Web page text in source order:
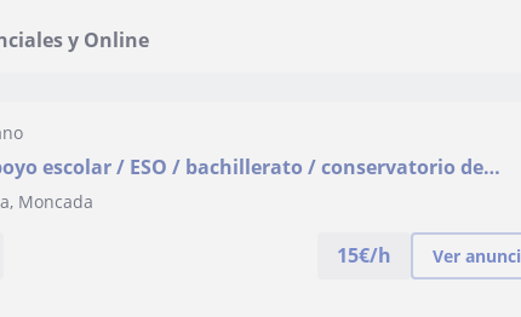
y Online
escolar / ESO / bachillerato / conservatorio de
Moncada
15€/h Ver